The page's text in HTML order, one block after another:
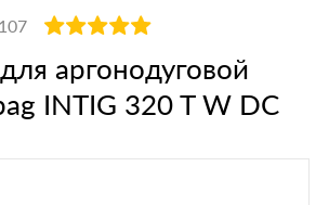
аргонодуговой
INTIG 320 T W DC